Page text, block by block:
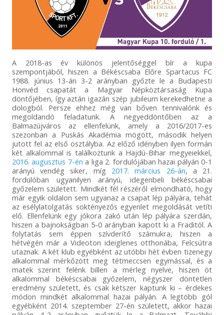
A 2018-as év különös jelentőséggel bír a kupa
szempontjából, hiszen a Békéscsaba Előre Spartacus FC
1988. június 13-án 3-2 arányban győzte le a Budapesti
Honvéd csapatát a Magyar Népköztársaság Kupa
döntőjében, így aztán igazán szép jubileum kerekedhetne a
dologból. Persze ehhez még van bőven tennivalónk és
megoldandó feladatunk. A negyeddöntőben az a
Balmazújváros az ellenfelünk, amely a 2016/2017-es
szezonban a Puskás Akadémia mögött, második helyen
jutott fel az első osztályba. Az előző idényben ilyen formán
két alkalommal is találkoztunk a Hajdú-Bihar megyeiekkel,
2016. augusztus 7-én a liga 2. fordulójában hazai pályán 0-1
arányú vendég siker, míg 2017. március 26-án, a 21.
fordulóban ugyanilyen arányú, idegenbeli békéscsabai
győzelem született. Mindkét fél részéről elmondható, hogy
már egyik oldalon sem ugyanaz a csapat lép pályára, tehát
az esélylatolgatás soktényezős egyenlet megoldását vetíti
elő. Ellenfelünk egy jókora zakó után lép pályára szerdán,
hiszen a bajnokságban 5-0 arányban kapott ki a Fraditól. A
folytatás sem éppen szívderítő számukra, hiszen a
hétvégén már a Videoton ideiglenes otthonába, Felcsútra
utaznak. A két klub egyébként az utóbbi hét évben tizenegy
alkalommal mérkőzött meg tétmeccsen egymással, és a
matek szerint felénk billen a mérleg nyelve, hiszen öt
alkalommal békéscsabai győzelem, négyszer döntetlen
eredmény született, és csak kétszer kaptunk ki – érdekes
módon mindkét alkalommal hazai pályán. A legtöbb gól
egyébként 2014. szeptember 27-én született, akkor hazai